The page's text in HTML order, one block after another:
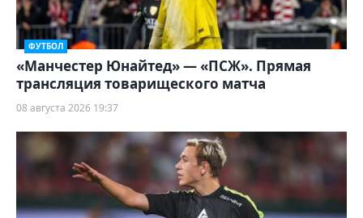
ФУТБОЛ
«Манчестер Юнайтед» — «ПСЖ». Прямая
трансляция товарищеского матча
08 августа 2026 19:37